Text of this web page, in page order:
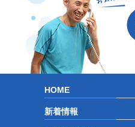
HOME
新着情報